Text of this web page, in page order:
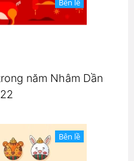
năm Nhâm Dần
Bên lề